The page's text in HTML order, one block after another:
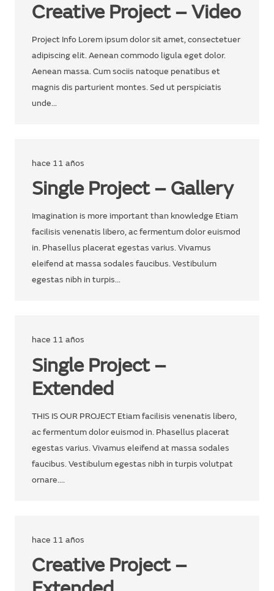
Creative Project – Video
Project Info Lorem ipsum dolor sit amet, consectetuer
adipiscing elit. Aenean commodo ligula eget dolor.
Aenean massa. Cum sociis natoque penatibus et
magnis dis parturient montes. Sed ut perspiciatis
unde…
hace 11 años
Single Project – Gallery
Imagination is more important than knowledge Etiam
facilisis venenatis libero, ac fermentum dolor euismod
in. Phasellus placerat egestas varius. Vivamus
eleifend at massa sodales faucibus. Vestibulum
egestas nibh in turpis…
hace 11 años
Single Project –
Extended
THIS IS OUR PROJECT Etiam facilisis venenatis libero,
ac fermentum dolor euismod in. Phasellus placerat
egestas varius. Vivamus eleifend at massa sodales
faucibus. Vestibulum egestas nibh in turpis volutpat
ornare.…
hace 11 años
Creative Project –